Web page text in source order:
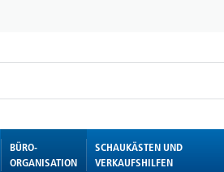
BÜRO-
ORGANISATION
SCHAUKÄSTEN UND
VERKAUFSHILFEN